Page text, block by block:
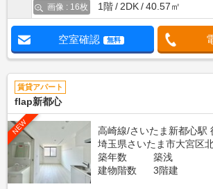
画像 : 16枚
1階
2DK 40.57㎡
空室確認 無料
賃貸アパート
flap新都心
NEW
高崎線/さいたま新都心駅
埼玉県さいたま市大宮区
築年数
築浅
建物階数
3階建